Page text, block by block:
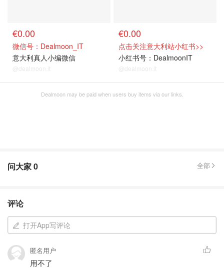
€0.00
微信号：Dealmoon_IT
意大利真人小编微信
@dealmoon.it
€0.00
点击关注意大利站小红书>>
小红书号：DealmoonIT
@dealmoon.it
Dealmoon may be paid when users buy items via our links.
问大家0 全部
评论
打开App写评论
匿名用户
用不了